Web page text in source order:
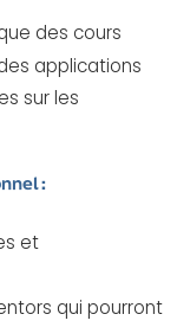
des cours
applications
sur les
:
et
qui pourront